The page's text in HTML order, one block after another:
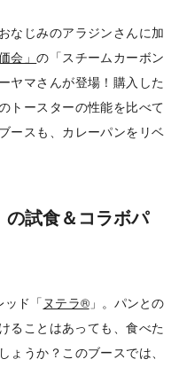
なじみのアラジンさんに加
会」の「スチームカーボン
ヤマさんが登場！購入した
トースターの性能を比べて
ースも、カレーパンをリベ
試食＆コラボパ
ッド「ヌテラ®」。パンとの
ことはあっても、食べた
うか？このブースでは、